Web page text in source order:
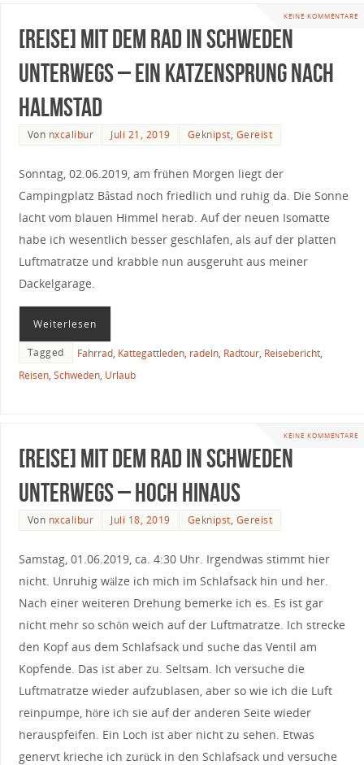
KEINE KOMMENTARE
[Reise] Mit dem Rad in Schweden
unterwegs – Ein Katzensprung nach
Halmstad
Von nxcalibur Juli 21, 2019 Geknipst, Gereist
Sonntag, 02.06.2019, am frühen Morgen liegt der
Campingplatz Båstad noch friedlich und ruhig da. Die Sonne
lacht vom blauen Himmel herab. Auf der neuen Isomatte
habe ich wesentlich besser geschlafen, als auf der platten
Luftmatratze und krabble nun ausgeruht aus meiner
Dackelgarage.
Weiterlesen
Tagged Fahrrad, Kattegattleden, radeln, Radtour, Reisebericht,
Reisen, Schweden, Urlaub
KEINE KOMMENTARE
[Reise] Mit dem Rad in Schweden
unterwegs – Hoch hinaus
Von nxcalibur Juli 18, 2019 Geknipst, Gereist
Samstag, 01.06.2019, ca. 4:30 Uhr. Irgendwas stimmt hier
nicht. Unruhig wälze ich mich im Schlafsack hin und her.
Nach einer weiteren Drehung bemerke ich es. Es ist gar
nicht mehr so schön weich auf der Luftmatratze. Ich strecke
den Kopf aus dem Schlafsack und suche das Ventil am
Kopfende. Das ist aber zu. Seltsam. Ich versuche die
Luftmatratze wieder aufzublasen, aber so wie ich die Luft
reinpumpe, höre ich sie auf der anderen Seite wieder
herauspfeifen. Ein Loch ist aber nicht zu sehen. Etwas
genervt krieche ich zurück in den Schlafsack und versuche